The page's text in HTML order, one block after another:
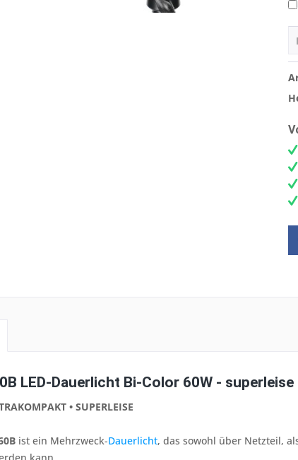
LED-Dauerlicht Bi-Color 60W -
• SUPERLEISE
ist ein Mehrzweck-Dauerlicht, das sowohl über Netzteil,